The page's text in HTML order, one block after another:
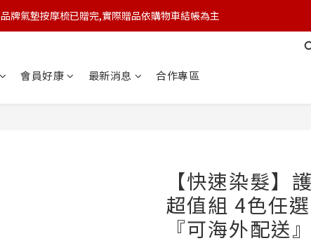
🆕 新會員註冊開卡送9折券 💰
品牌氣墊按摩梳已贈完,實際贈品依購物車結帳為主
會員好康 最新消息 合作專區
【快速染髮】
超值組 4色任
『可海外配送